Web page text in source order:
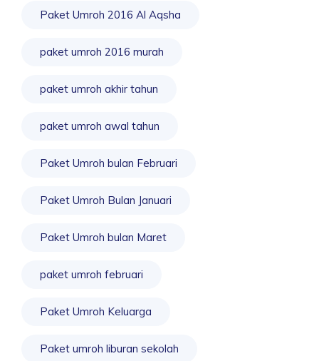
Paket Umroh 2016 Al Aqsha
paket umroh 2016 murah
paket umroh akhir tahun
paket umroh awal tahun
Paket Umroh bulan Februari
Paket Umroh Bulan Januari
Paket Umroh bulan Maret
paket umroh februari
Paket Umroh Keluarga
Paket umroh liburan sekolah